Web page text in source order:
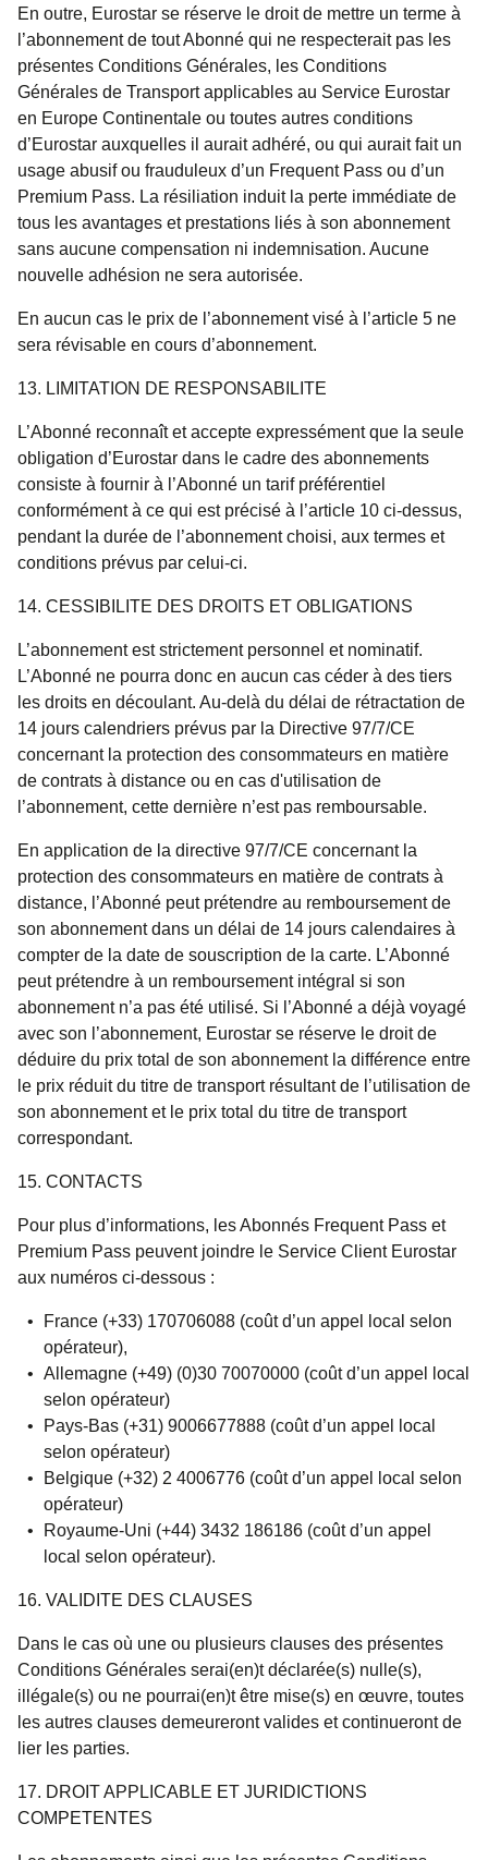
En outre, Eurostar se réserve le droit de mettre un terme à
l’abonnement de tout Abonné qui ne respecterait pas les
présentes Conditions Générales, les Conditions
Générales de Transport applicables au Service Eurostar
en Europe Continentale ou toutes autres conditions
d’Eurostar auxquelles il aurait adhéré, ou qui aurait fait un
usage abusif ou frauduleux d’un Frequent Pass ou d’un
Premium Pass. La résiliation induit la perte immédiate de
tous les avantages et prestations liés à son abonnement
sans aucune compensation ni indemnisation. Aucune
nouvelle adhésion ne sera autorisée.
En aucun cas le prix de l’abonnement visé à l’article 5 ne
sera révisable en cours d’abonnement.
13. LIMITATION DE RESPONSABILITE
L’Abonné reconnaît et accepte expressément que la seule
obligation d’Eurostar dans le cadre des abonnements
consiste à fournir à l’Abonné un tarif préférentiel
conformément à ce qui est précisé à l’article 10 ci-dessus,
pendant la durée de l’abonnement choisi, aux termes et
conditions prévus par celui-ci.
14. CESSIBILITE DES DROITS ET OBLIGATIONS
L’abonnement est strictement personnel et nominatif.
L’Abonné ne pourra donc en aucun cas céder à des tiers
les droits en découlant. Au-delà du délai de rétractation de
14 jours calendriers prévus par la Directive 97/7/CE
concernant la protection des consommateurs en matière
de contrats à distance ou en cas d'utilisation de
l’abonnement, cette dernière n’est pas remboursable.
En application de la directive 97/7/CE concernant la
protection des consommateurs en matière de contrats à
distance, l’Abonné peut prétendre au remboursement de
son abonnement dans un délai de 14 jours calendaires à
compter de la date de souscription de la carte. L’Abonné
peut prétendre à un remboursement intégral si son
abonnement n’a pas été utilisé. Si l’Abonné a déjà voyagé
avec son l’abonnement, Eurostar se réserve le droit de
déduire du prix total de son abonnement la différence entre
le prix réduit du titre de transport résultant de l’utilisation de
son abonnement et le prix total du titre de transport
correspondant.
15. CONTACTS
Pour plus d’informations, les Abonnés Frequent Pass et
Premium Pass peuvent joindre le Service Client Eurostar
aux numéros ci-dessous :
France (+33) 170706088 (coût d’un appel local selon
opérateur),
Allemagne (+49) (0)30 70070000 (coût d’un appel local
selon opérateur)
Pays-Bas (+31) 9006677888 (coût d’un appel local
selon opérateur)
Belgique (+32) 2 4006776 (coût d’un appel local selon
opérateur)
Royaume-Uni (+44) 3432 186186 (coût d’un appel
local selon opérateur).
16. VALIDITE DES CLAUSES
Dans le cas où une ou plusieurs clauses des présentes
Conditions Générales serai(en)t déclarée(s) nulle(s),
illégale(s) ou ne pourrai(en)t être mise(s) en œuvre, toutes
les autres clauses demeureront valides et continueront de
lier les parties.
17. DROIT APPLICABLE ET JURIDICTIONS
COMPETENTES